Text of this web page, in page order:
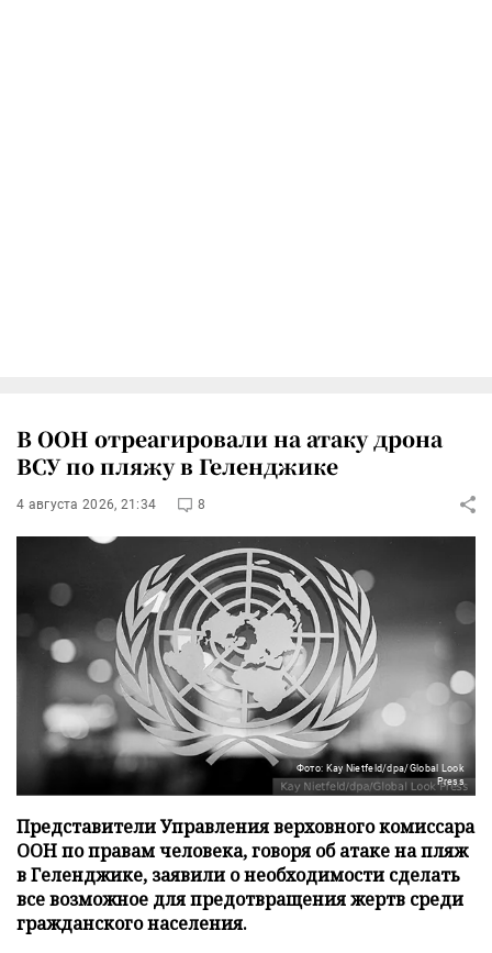
В ООН отреагировали на атаку дрона
ВСУ по пляжу в Геленджике
4 августа 2026, 21:34 8
Фото: Kay Nietfeld/dpa/Global Look
Press
Представители Управления верховного комиссара
ООН по правам человека, говоря об атаке на пляж
в Геленджике, заявили о необходимости сделать
все возможное для предотвращения жертв среди
гражданского населения.